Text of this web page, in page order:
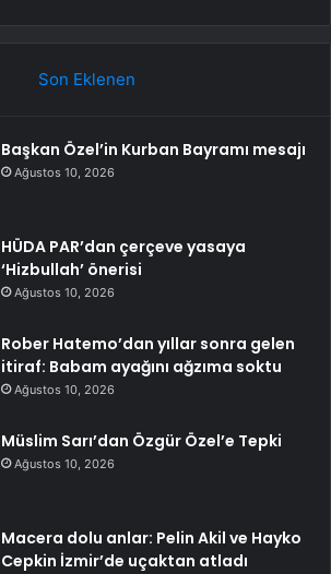
Son Eklenen
Başkan Özel’in Kurban Bayramı mesajı
Ağustos 10, 2026
HÜDA PAR’dan çerçeve yasaya
‘Hizbullah’ önerisi
Ağustos 10, 2026
Rober Hatemo’dan yıllar sonra gelen
itiraf: Babam ayağını ağzıma soktu
Ağustos 10, 2026
Müslim Sarı’dan Özgür Özel’e Tepki
Ağustos 10, 2026
Macera dolu anlar: Pelin Akil ve Hayko
Cepkin İzmir’de uçaktan atladı